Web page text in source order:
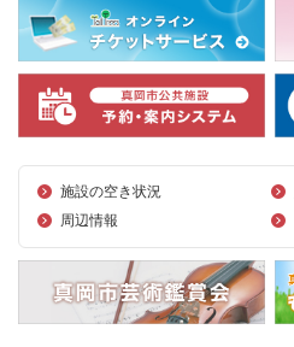
施設の空き状況
周辺情報